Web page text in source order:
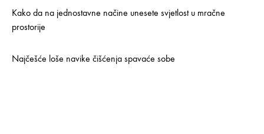
Kako da na jednostavne načine unesete svjetlost u mračne
prostorije
Najčešće loše navike čišćenja spavaće sobe